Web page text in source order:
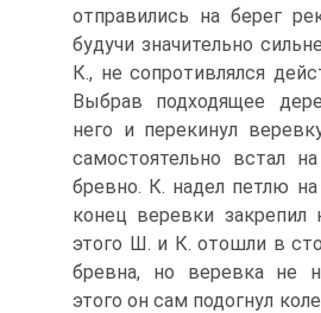
отправились на берег
будучи значительно
К., не сопротивлялся
Выбрав подходящее
него и перекинул
самостоятельно встал
бревно. К. надел петлю
конец веревки закрепил
этого Ш. и К. отошли в
бревна, но веревка не
этого он сам подогнул